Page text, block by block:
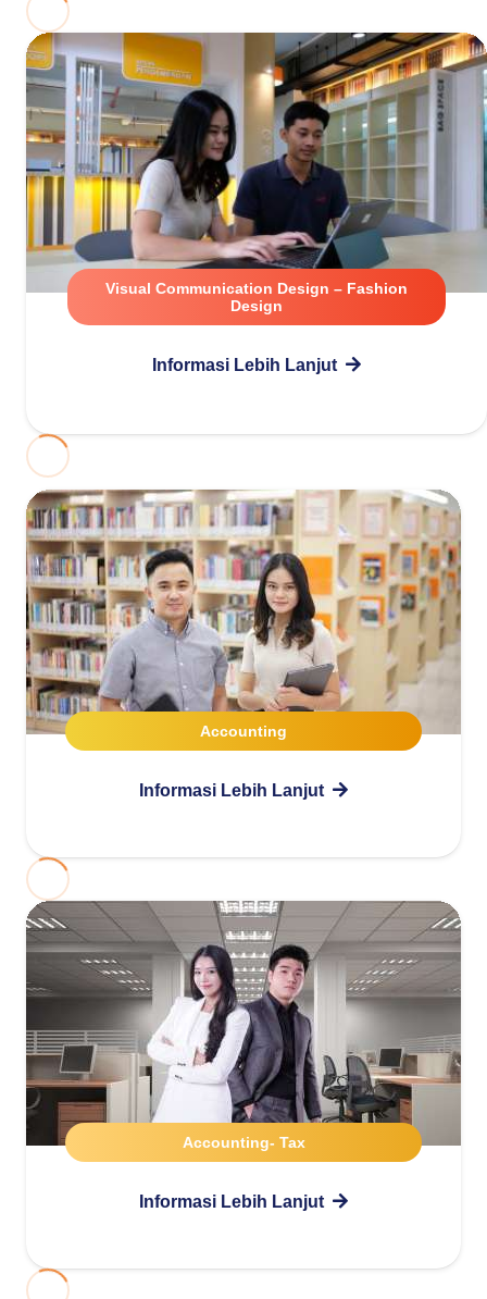
Visual Communication Design – Fashion
Design
Informasi Lebih Lanjut
Accounting
Informasi Lebih Lanjut
Accounting- Tax
Informasi Lebih Lanjut